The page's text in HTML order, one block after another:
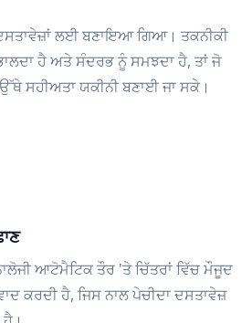
ਲਈ ਬਣਾਇਆ ਗਿਆ। ਤਕਨੀਕੀ
ਹੈ ਅਤੇ ਸੰਦਰਭ ਨੂੰ ਸਮਝਦਾ ਹੈ, ਤਾਂ ਜੋ
ਸਹੀਅਤਾ ਯਕੀਨੀ ਬਣਾਈ ਜਾ ਸਕੇ।
ਆਟੋਮੈਟਿਕ ਤੌਰ 'ਤੇ ਚਿੱਤਰਾਂ ਵਿੱਚ ਮੌਜੂਦ
ਕਰਦੀ ਹੈ, ਜਿਸ ਨਾਲ ਪੇਚੀਦਾ ਦਸਤਾਵੇਜ਼